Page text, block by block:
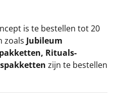
is te bestellen tot 20
zoals Jubileum
, Rituals-
zijn te bestellen